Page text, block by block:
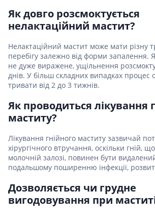
Як довго розсмоктується
нелактаційний мастит?
Нелактаційний мастит може мати різну
перебігу залежно від форми запалення.
не дуже виражене, ущільнення
днів. У більш складних випадках
тривати від 2 до 3 тижнів.
Як проводиться лікування
маститу?
Лікування гнійного маститу зазвичай
хірургічного втручання, оскільки гній,
молочній залозі, повинен бути
подальшому поширенню інфекції,
Дозволяється чи грудне
вигодовування при